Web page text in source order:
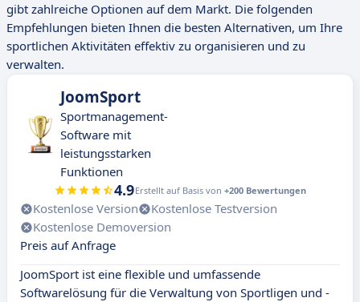
gibt zahlreiche Optionen auf dem Markt. Die folgenden
Empfehlungen bieten Ihnen die besten Alternativen, um Ihre
sportlichen Aktivitäten effektiv zu organisieren und zu
verwalten.
JoomSport
Sportmanagement-
Software mit
leistungsstarken
Funktionen
4.9Erstellt auf Basis von +200 Bewertungen
Kostenlose Version
Kostenlose Testversion
Kostenlose Demoversion
Preis auf Anfrage
JoomSport ist eine flexible und umfassende
Softwarelösung für die Verwaltung von Sportligen und -